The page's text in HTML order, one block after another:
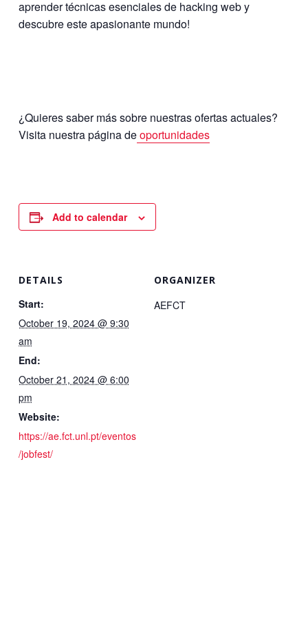
aprender técnicas esenciales de hacking web y
descubre este apasionante mundo!
¿Quieres saber más sobre nuestras ofertas actuales?
Visita nuestra página deoportunidades
Add to calendar
DETAILS
Start:
October 19, 2024 @ 9:30
am
End:
October 21, 2024 @ 6:00
pm
Website:
https://ae.fct.unl.pt/eventos
/jobfest/
ORGANIZER
AEFCT